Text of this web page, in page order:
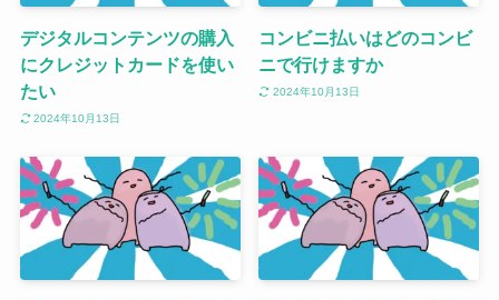
デジタルコンテンツの購入
にクレジットカードを使い
たい
2024年10月13日
コンビニ払いはどのコンビ
ニで行けますか
2024年10月13日